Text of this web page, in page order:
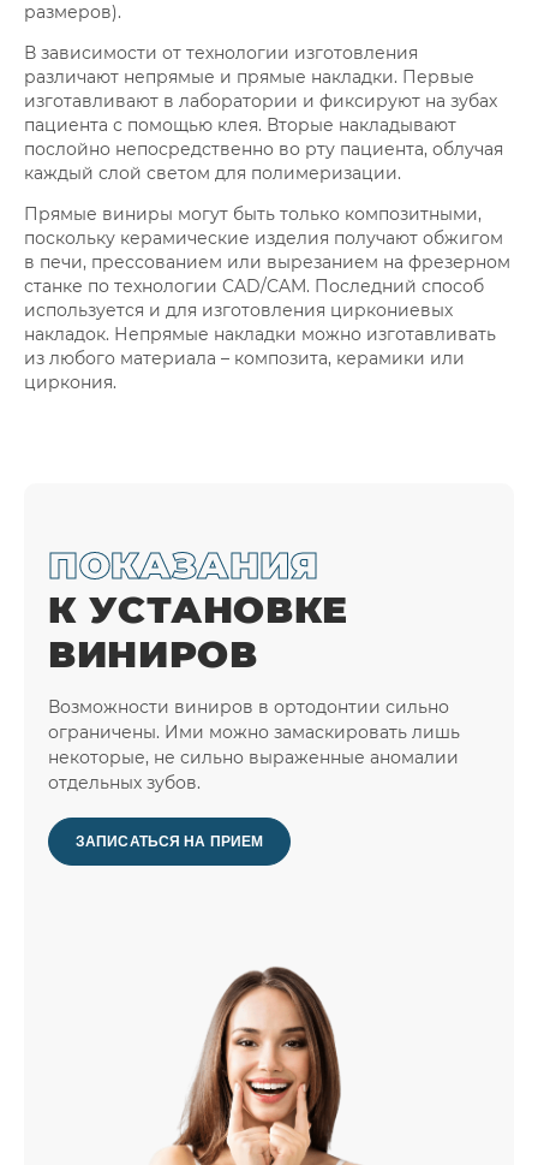
размеров).
В зависимости от технологии изготовления
различают непрямые и прямые накладки. Первые
изготавливают в лаборатории и фиксируют на зубах
пациента с помощью клея. Вторые накладывают
послойно непосредственно во рту пациента, облучая
каждый слой светом для полимеризации.
Прямые виниры могут быть только композитными,
поскольку керамические изделия получают обжигом
в печи, прессованием или вырезанием на фрезерном
станке по технологии CAD/CAM. Последний способ
используется и для изготовления циркониевых
накладок. Непрямые накладки можно изготавливать
из любого материала – композита, керамики или
циркония.
ПОКАЗАНИЯ
К УСТАНОВКЕ
ВИНИРОВ
Возможности виниров в ортодонтии сильно
ограничены. Ими можно замаскировать лишь
некоторые, не сильно выраженные аномалии
отдельных зубов.
ЗАПИСАТЬСЯ НА ПРИЕМ